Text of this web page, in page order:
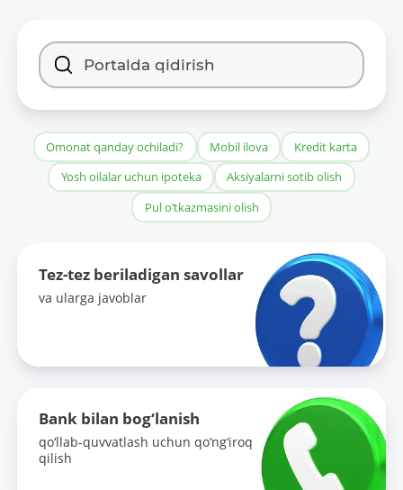
Omonat qanday ochiladi? Mobil ilova
Kredit karta
Yosh oilalar uchun ipoteka
Aksiyalarni sotib olish
Pul o‘tkazmasini olish
Tez-tez beriladigan savollar
va ularga javoblar
Bank bilan bog‘lanish
qo‘llab-quvvatlash uchun qo‘ng‘iroq
qilish